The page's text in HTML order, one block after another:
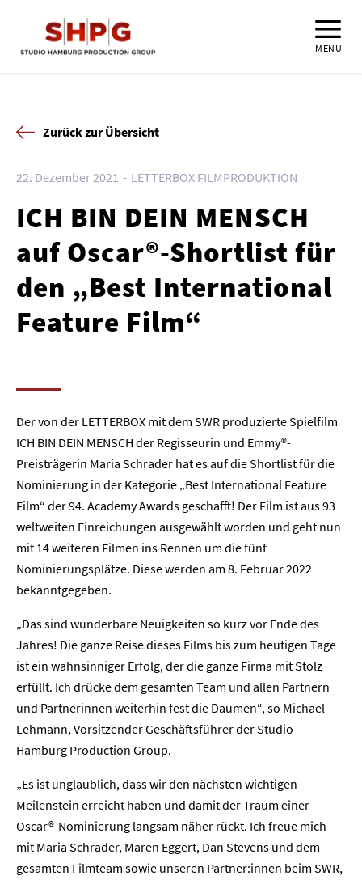
MENÜ
Zurück zur Übersicht
22. Dezember 2021 LETTERBOX FILMPRODUKTION
ICH BIN DEIN MENSCH
auf Oscar®-Shortlist für
den „Best International
Feature Film“
Der von der LETTERBOX mit dem SWR produzierte Spielfilm
ICH BIN DEIN MENSCH der Regisseurin und Emmy®-
Preisträgerin Maria Schrader hat es auf die Shortlist für die
Nominierung in der Kategorie „Best International Feature
Film“ der 94. Academy Awards geschafft! Der Film ist aus 93
weltweiten Einreichungen ausgewählt worden und geht nun
mit 14 weiteren Filmen ins Rennen um die fünf
Nominierungsplätze. Diese werden am 8. Februar 2022
bekanntgegeben.
„Das sind wunderbare Neuigkeiten so kurz vor Ende des
Jahres! Die ganze Reise dieses Films bis zum heutigen Tage
ist ein wahnsinniger Erfolg, der die ganze Firma mit Stolz
erfüllt. Ich drücke dem gesamten Team und allen Partnern
und Partnerinnen weiterhin fest die Daumen“, so Michael
Lehmann, Vorsitzender Geschäftsführer der Studio
Hamburg Production Group.
„Es ist unglaublich, dass wir den nächsten wichtigen
Meilenstein erreicht haben und damit der Traum einer
Oscar®-Nominierung langsam näher rückt. Ich freue mich
mit Maria Schrader, Maren Eggert, Dan Stevens und dem
gesamten Filmteam sowie unseren Partner:innen beim SWR,